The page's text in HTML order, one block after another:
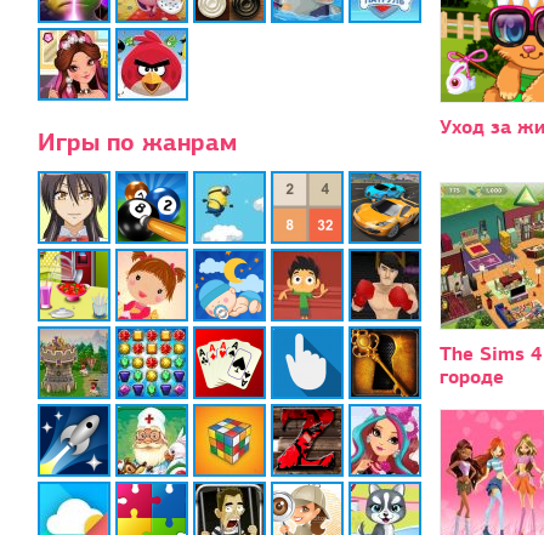
Игры по жанрам Уход за
The Sims
городе